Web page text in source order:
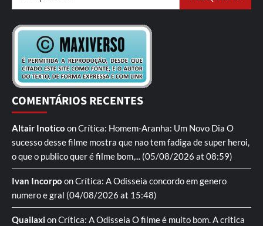
COMENTÁRIOS RECENTES
Altair Inotico onCrítica: Homem-Aranha: Um Novo Dia O
sucesso desse filme mostra que nao tem fadiga de super heroi,
o que o publico quer é filme bom,... (05/08/2026 at 08:59)
Ivan Incorpo onCrítica: A Odisseia concordo em genero
numero e gral (04/08/2026 at 15:48)
QuailaxionCrítica: A Odisseia O filme é muito bom. A critica